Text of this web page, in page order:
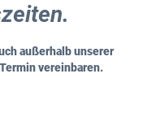
außerhalb unserer
vereinbaren.